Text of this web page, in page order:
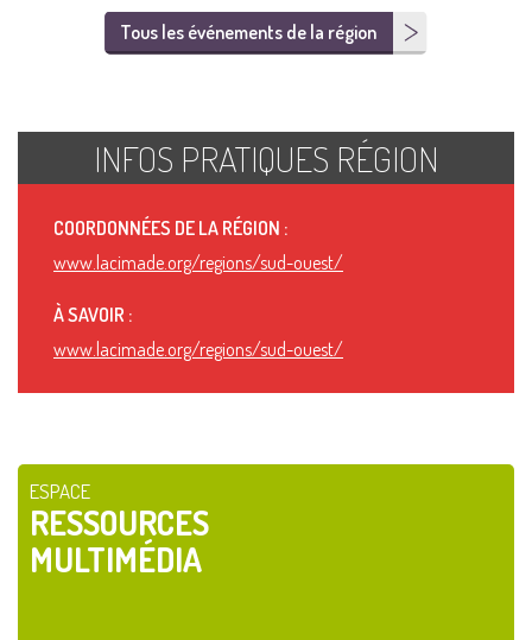
Tous les événements de la région
INFOS PRATIQUES RÉGION
COORDONNÉES DE LA RÉGION :
www.lacimade.org/regions/sud-ouest/
À SAVOIR :
www.lacimade.org/regions/sud-ouest/
ESPACE
RESSOURCES
MULTIMÉDIA